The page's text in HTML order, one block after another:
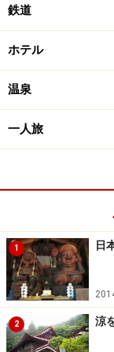
鉄道
ホテル
温泉
一人旅
1 日
2 涼